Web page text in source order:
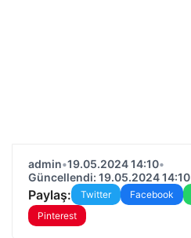
admin•19.05.2024 14:10•
Güncellendi: 19.05.2024 14:10
Paylaş: Twitter Facebook
Pinterest